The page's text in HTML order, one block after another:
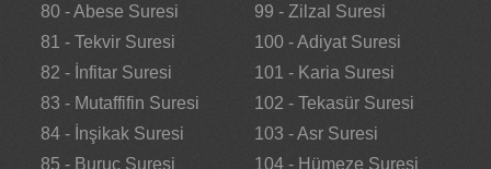
80 - Abese Suresi
81 - Tekvir Suresi
82 - İnfitar Suresi
83 - Mutaffifin Suresi
84 - İnşikak Suresi
85 - Buruc Suresi
99 - Zilzal Suresi
100 - Adiyat Suresi
101 - Karia Suresi
102 - Tekasür Suresi
103 - Asr Suresi
104 - Hümeze Suresi